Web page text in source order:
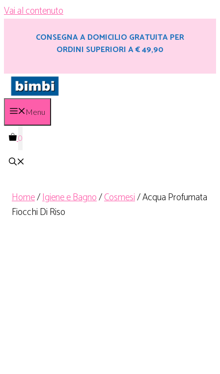
Vai al contenuto
CONSEGNA A DOMICILIO GRATUITA PER
ORDINI SUPERIORI A € 49,90
Menu
0
Home/Igiene e Bagno/Cosmesi/ Acqua Profumata
Fiocchi Di Riso